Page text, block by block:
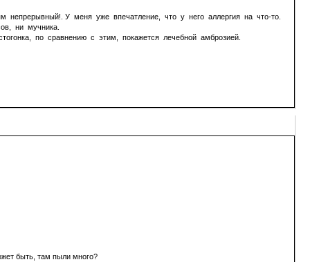
У меня уже впечатление, что у него аллергия на что-то.
ни мучника.
по сравнению с этим, покажется лечебной амброзией.
быть, там пыли много?